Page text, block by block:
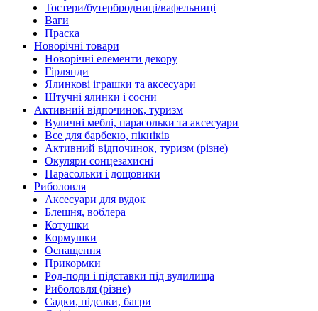
Тостери/бутербродниці/вафельниці
Ваги
Праска
Новорічні товари
Новорічні елементи декору
Гірлянди
Ялинкові іграшки та аксесуари
Штучні ялинки і сосни
Активний відпочинок, туризм
Вуличні меблі, парасольки та аксесуари
Все для барбекю, пікніків
Активний відпочинок, туризм (різне)
Окуляри сонцезахисні
Парасольки і дощовики
Риболовля
Аксесуари для вудок
Блешня, воблера
Котушки
Кормушки
Оснащення
Прикормки
Род-поди і підставки під вудилища
Риболовля (різне)
Садки, підсаки, багри